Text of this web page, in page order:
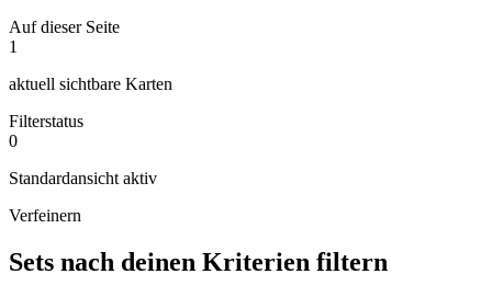
Auf dieser Seite
1
aktuell sichtbare Karten
Filterstatus
0
Standardansicht aktiv
Verfeinern
Sets nach deinen Kriterien filtern